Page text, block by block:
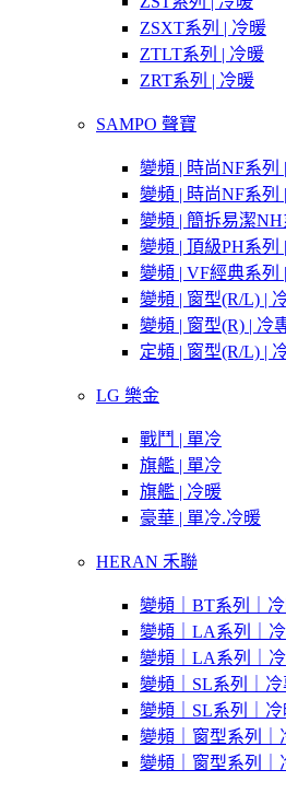
ZSXT系列 | 冷暖
ZTLT系列 | 冷暖
ZRT系列 | 冷暖
SAMPO 聲寶
變頻 | 時尚NF系列
變頻 | 時尚NF系列
變頻 | 簡拆易潔
變頻 | 頂級PH系列
變頻 | VF經典系列
變頻 | 窗型(R/L) |
變頻 | 窗型(R) | 冷
定頻 | 窗型(R/L) |
LG 樂金
戰鬥 | 單冷
旗艦 | 單冷
旗艦 | 冷暖
豪華 | 單冷.冷暖
HERAN 禾聯
變頻｜BT系列｜
變頻｜LA系列｜
變頻｜LA系列｜
變頻｜SL系列｜冷
變頻｜SL系列｜冷
變頻｜窗型系列｜
變頻｜窗型系列｜